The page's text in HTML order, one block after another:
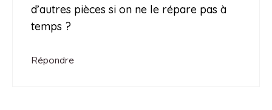
d’autres pièces si on ne le répare pas à
temps ?
Répondre